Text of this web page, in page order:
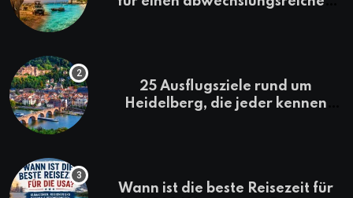
25 Ausflugsziele rund um
Heidelberg, die jeder kennen
Wann ist die beste Reisezeit für